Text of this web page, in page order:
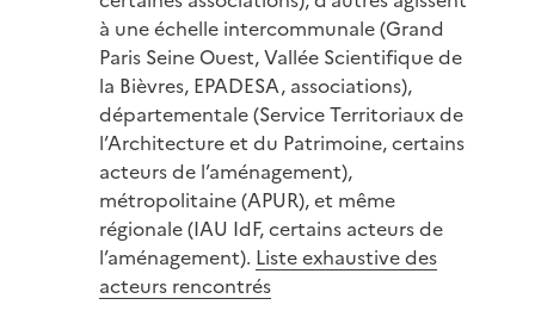
à une échelle intercommunale (Grand
Paris Seine Ouest, Vallée Scientifique de
la Bièvres, EPADESA, associations),
départementale (Service Territoriaux de
l’Architecture et du Patrimoine, certains
acteurs de l’aménagement),
métropolitaine (APUR), et même
régionale (IAU IdF, certains acteurs de
l’aménagement). Liste exhaustive des
acteurs rencontrés